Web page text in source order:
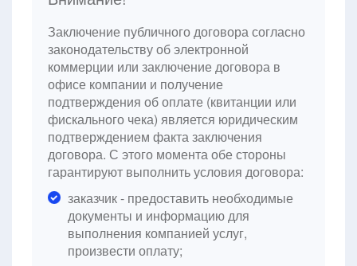
Заключение публичного договора согласно
законодательству об электронной
коммерции или заключение договора в
офисе компании и получение
подтверждения об оплате (квитанции или
фискального чека) является юридическим
подтверждением факта заключения
договора. С этого момента обе стороны
гарантируют выполнить условия договора:
заказчик - предоставить необходимые
документы и информацию для
выполнения компанией услуг,
произвести оплату;